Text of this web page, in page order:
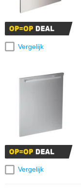
Vergelijk
Vergelijk